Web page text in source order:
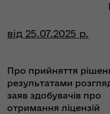
від 25.07.2025 р.
Про прийняття
результатами
заяв здобувачів про
отримання ліцензій